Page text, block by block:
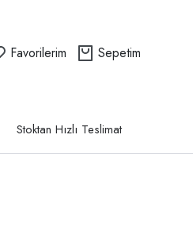
Favorilerim Sepetim
Stoktan Hızlı Teslimat